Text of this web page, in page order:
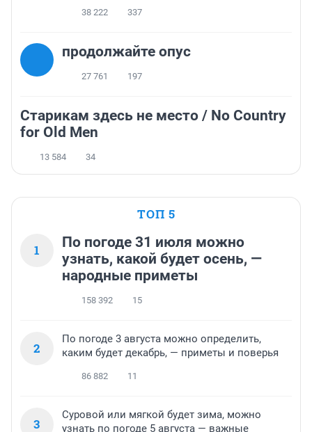
38 222 337
продолжайте опус
27 761 197
Старикам здесь не место / No Country
for Old Men
13 584 34
ТОП 5
1
По погоде 31 июля можно
узнать, какой будет осень, —
народные приметы
158 392 15
2
По погоде 3 августа можно определить,
каким будет декабрь, — приметы и поверья
86 882 11
3
Суровой или мягкой будет зима, можно
узнать по погоде 5 августа — важные